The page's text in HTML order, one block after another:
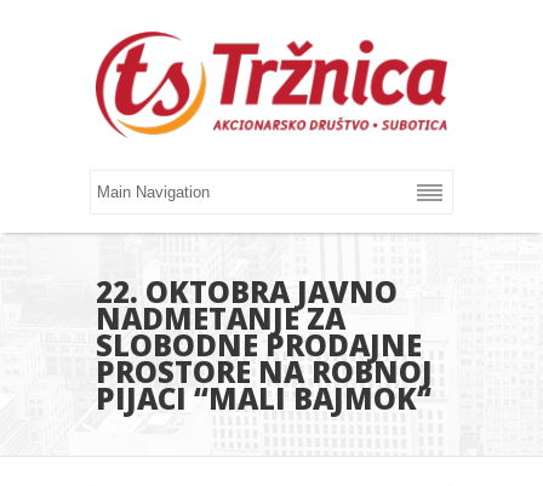
22. OKTOBRA JAVNO
NADMETANJE ZA
SLOBODNE PRODAJNE
PROSTORE NA ROBNOJ
PIJACI “MALI BAJMOK“